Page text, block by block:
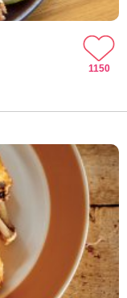
1150